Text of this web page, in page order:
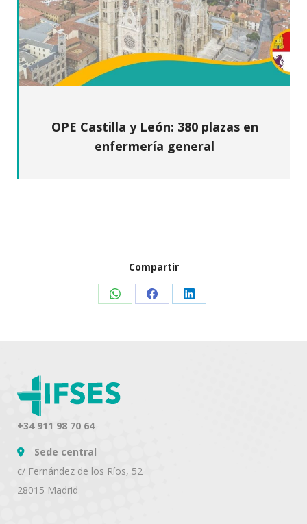
OPE Castilla y León: 380 plazas en
enfermería general
Compartir
Share Share Share
+34 911 98 70 64
Sede central
c/ Fernández de los Ríos, 52
28015 Madrid